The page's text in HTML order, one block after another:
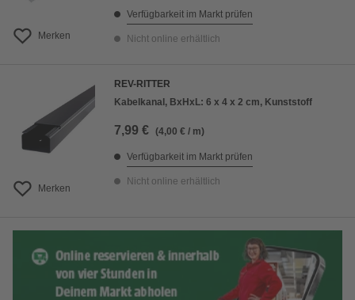
Merken
Verfügbarkeit im Markt prüfen
Nicht online erhältlich
Merken
REV-RITTER
Kabelkanal, BxHxL: 6 x 4 x 2 cm, Kunststoff
7,99 € (4,00 € / m)
Verfügbarkeit im Markt prüfen
Nicht online erhältlich